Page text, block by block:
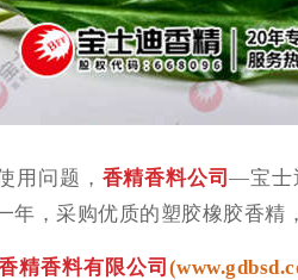
用问题， 香精香料公司—宝士
年，采购优质的塑胶橡胶香精
精香料有限公司